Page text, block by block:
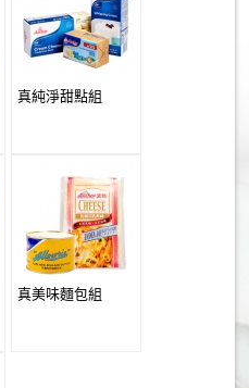
真純淨甜點組
真美味麵包組